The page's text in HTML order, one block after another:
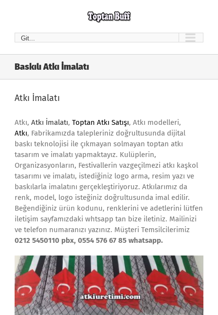
Git...
Baskılı Atkı İmalatı
Atkı İmalatı
Atkı, Atkı İmalatı, Toptan Atkı Satışı, Atkı modelleri,
Atkı, Fabrikamızda talepleriniz doğrultusunda dijital
baskı teknolojisi ile çıkmayan solmayan toptan atkı
tasarım ve imalatı yapmaktayız. Kulüplerin,
Organizasyonların, Festivallerin vazgeçilmezi atkı kaşkol
tasarımı ve imalatı, istediğiniz logo arma, resim yazı ve
baskılarla imalatını gerçekleştiriyoruz. Atkılarımız da
renk, model, logo isteğiniz doğrultusunda imal edilir.
Beğendiğiniz ürün kodunu, renklerini ve adetlerini lütfen
iletişim sayfamızdaki whtsapp tan bize iletiniz. Mailinizi
ve telefon numaranızı yazınız. Müşteri Temsilcilerimiz
0212 5450110 pbx, 0554 576 67 85 whatsapp.